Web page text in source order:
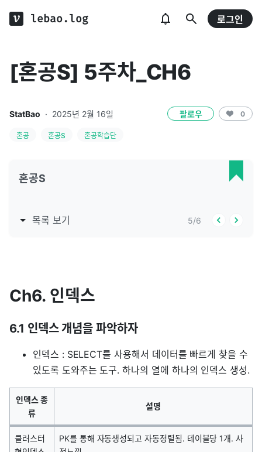
lebao.log 로그인
[혼공S] 5주차_CH6
StatBao · 2025년 2월 16일 팔로우 0
혼공 혼공S 혼공학습단
혼공S
목록 보기 5/6
Ch6. 인덱스
6.1 인덱스 개념을 파악하자
인덱스 : SELECT를 사용해서 데이터를 빠르게 찾을 수
있도록 도와주는 도구. 하나의 열에 하나의 인덱스 생성.
인덱스 종
류
설명
클러스터
PK를 통해 자동생성되고 자동정렬됨. 테이블당 1개. 사